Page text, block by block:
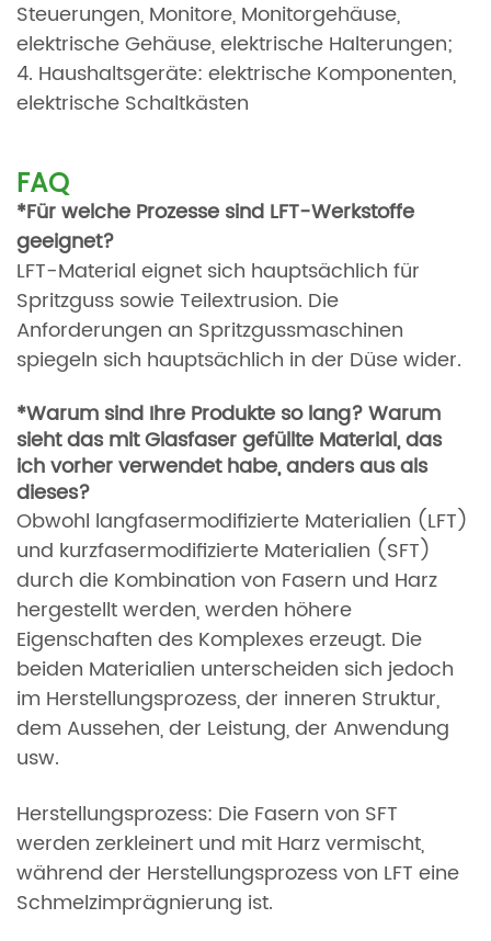
Steuerungen, Monitore, Monitorgehäuse,
elektrische Gehäuse, elektrische Halterungen;
4. Haushaltsgeräte: elektrische Komponenten,
elektrische Schaltkästen
FAQ
*Für welche Prozesse sind LFT-Werkstoffe
geeignet?
LFT-Material eignet sich hauptsächlich für
Spritzguss sowie Teilextrusion. Die
Anforderungen an Spritzgussmaschinen
spiegeln sich hauptsächlich in der Düse wider.
*Warum sind Ihre Produkte so lang? Warum
sieht das mit Glasfaser gefüllte Material, das
ich vorher verwendet habe, anders aus als
dieses?
Obwohl langfasermodifizierte Materialien (LFT)
und kurzfasermodifizierte Materialien (SFT)
durch die Kombination von Fasern und Harz
hergestellt werden, werden höhere
Eigenschaften des Komplexes erzeugt. Die
beiden Materialien unterscheiden sich jedoch
im Herstellungsprozess, der inneren Struktur,
dem Aussehen, der Leistung, der Anwendung
usw.
Herstellungsprozess: Die Fasern von SFT
werden zerkleinert und mit Harz vermischt,
während der Herstellungsprozess von LFT eine
Schmelzimprägnierung ist.